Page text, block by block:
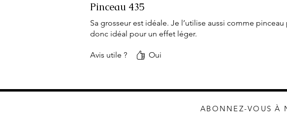
Pinceau 435
Sa grosseur est idéale. Je l’utilise aussi comme
donc idéal pour un effet léger.
Avis utile ? Oui
ABONNEZ-VOUS À